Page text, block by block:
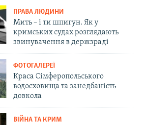
ПРАВА ЛЮДИНИ
Мить – і ти шпигун. Як у
кримських судах розглядають
звинувачення в держзраді
ФОТОГАЛЕРЕЇ
Краса Сімферопольського
водосховища та занедбаність
довкола
ВІЙНА ТА КРИМ